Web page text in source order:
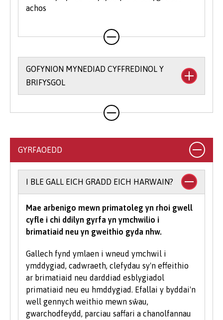
achos
GOFYNION MYNEDIAD CYFFREDINOL Y
BRIFYSGOL
Rydym yn rhoi hyblygrwydd i chi o ran bodloni
ein gofynion mynediad ac yr ydym yn derbyn
cyrsiau gradd, byddwn yn derbyn cyfuniadau o
gymwysterau Lefel 3 amgen (gweler y cyrsiau
unigol am ragor o wybodaeth am gymwysterau
a dderbynnir).
I astudio cwrs gradd mae’n rhaid i chi gael
isafswm o bwyntiau tariff UCAS, gyda rhai
cyrsiau yn gofyn am raddau mewn pynciau
penodol. Yn dibynnu ar yr hyn yr hoffech ei
astudio gyda ni, efallai y bydd meini prawf
ychwanegol yn cael eu gosod - bydd y rhain
wedi eu nodi'n glir yn y gofynion mynediad
cwrs-benodol. Am eglurhad manwl o bwyntiau
tariff UCAS, ewch i
www.ucas.com.
GYRFAOEDD
I BLE GALL EICH GRADD EICH HARWAIN?
Mae arbenigo mewn primatoleg yn rhoi gwell
cyfle i chi ddilyn gyrfa yn ymchwilio i
brimatiaid neu yn gweithio gyda nhw.
Gallech fynd ymlaen i wneud ymchwil i
ymddygiad, cadwraeth, clefydau sy'n effeithio
ar brimatiaid neu darddiad esblygiadol
primatiaid neu eu hmddygiad. Efallai y byddai'n
well gennych weithio mewn sŵau,
gwarchodfeydd, parciau saffari a chanolfannau